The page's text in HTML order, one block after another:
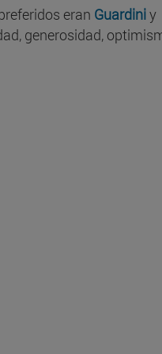
eran Guardiniy
generosidad,